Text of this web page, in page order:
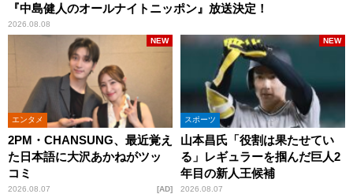
『中島健人のオールナイトニッポン』放送決定！
2026.08.08
エンタメ
2PM・CHANSUNG、最近覚え
た日本語に大沢あかねがツッ
コミ
2026.08.07
NEW
AD
スポーツ
山本昌氏「役割は果たせてい
る」レギュラーを掴んだ巨人2
年目の新人王候補
2026.08.07
NEW